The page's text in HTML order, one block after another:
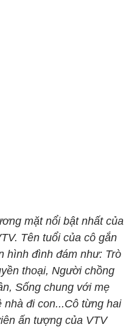
mặt nổi bật nhất của
Tên tuổi của cô gắn
hình đình đám như: Trò
thoại, Người chồng
Sống chung với mẹ
đi con...Cô từng hai
ấn tượng của VTV